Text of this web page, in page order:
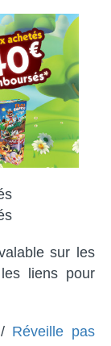
sur les
liens pour
Réveille pas